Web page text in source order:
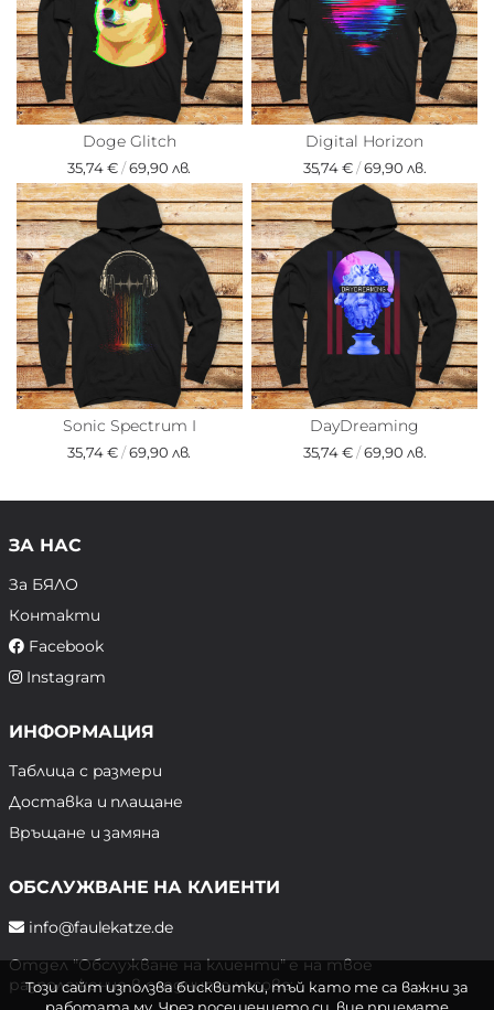
Doge Glitch
35,74 €/69,90 лв.
Digital Horizon
35,74 €/69,90 лв.
Sonic Spectrum I
35,74 €/69,90 лв.
DayDreaming
35,74 €/69,90 лв.
ЗА НАС
За БЯЛО
Контакти
Facebook
Instagram
ИНФОРМАЦИЯ
Таблица с размери
Доставка и плащане
Връщане и замяна
ОБСЛУЖВАНЕ НА КЛИЕНТИ
info@faulekatze.de
Отдел "Обслужване на клиенти" е на твое
разположение в следните часове:
Този сайт използва бисквитки, тъй като те са важни за